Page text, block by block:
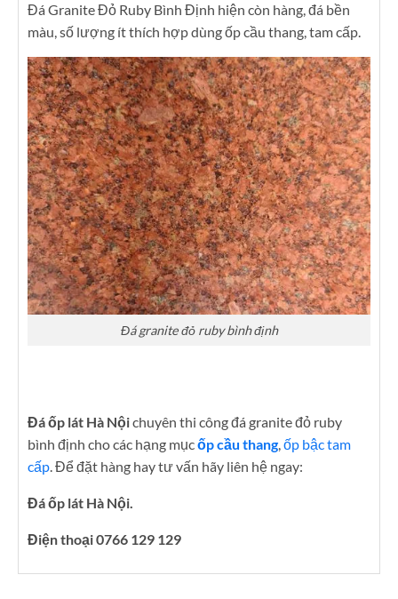
Đá Granite Đỏ Ruby Bình Định hiện còn hàng, đá bền
màu, số lượng ít thích hợp dùng ốp cầu thang, tam cấp.
Đá granite đỏ ruby bình định
Đá ốp lát Hà Nộichuyên thi công đá granite đỏ ruby
bình định cho các hạng mụcốp cầu thang ốp bậc tam
cấp . Để đặt hàng hay tư vấn hãy liên hệ ngay:
Đá ốp lát Hà Nội.
Điện thoại 0766 129 129